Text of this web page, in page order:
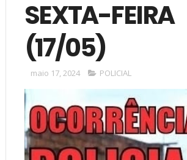
SEXTA-FEIRA
(17/05)
maio 17, 2024 POLICIAL